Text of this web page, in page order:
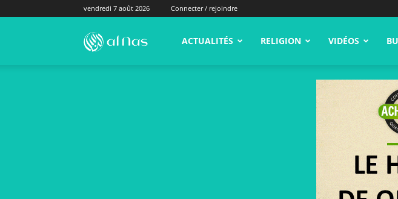
vendredi 7 août 2026 Connecter / rejoindre
alNas.fr ACTUALITÉS RELIGION VIDÉOS